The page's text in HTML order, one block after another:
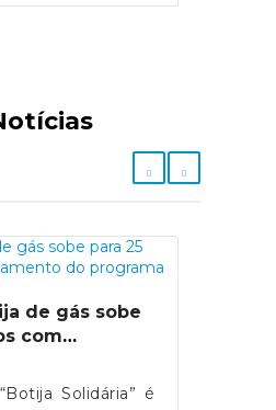
de gás sobe
com
Solidária” é